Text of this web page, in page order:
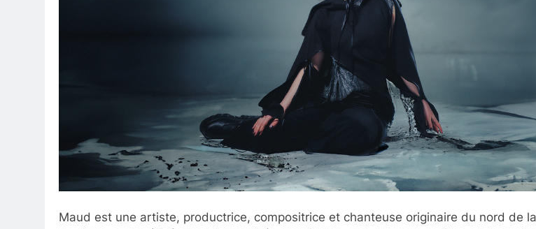
Maud est une artiste, productrice, compositrice et chanteuse originaire du nord de